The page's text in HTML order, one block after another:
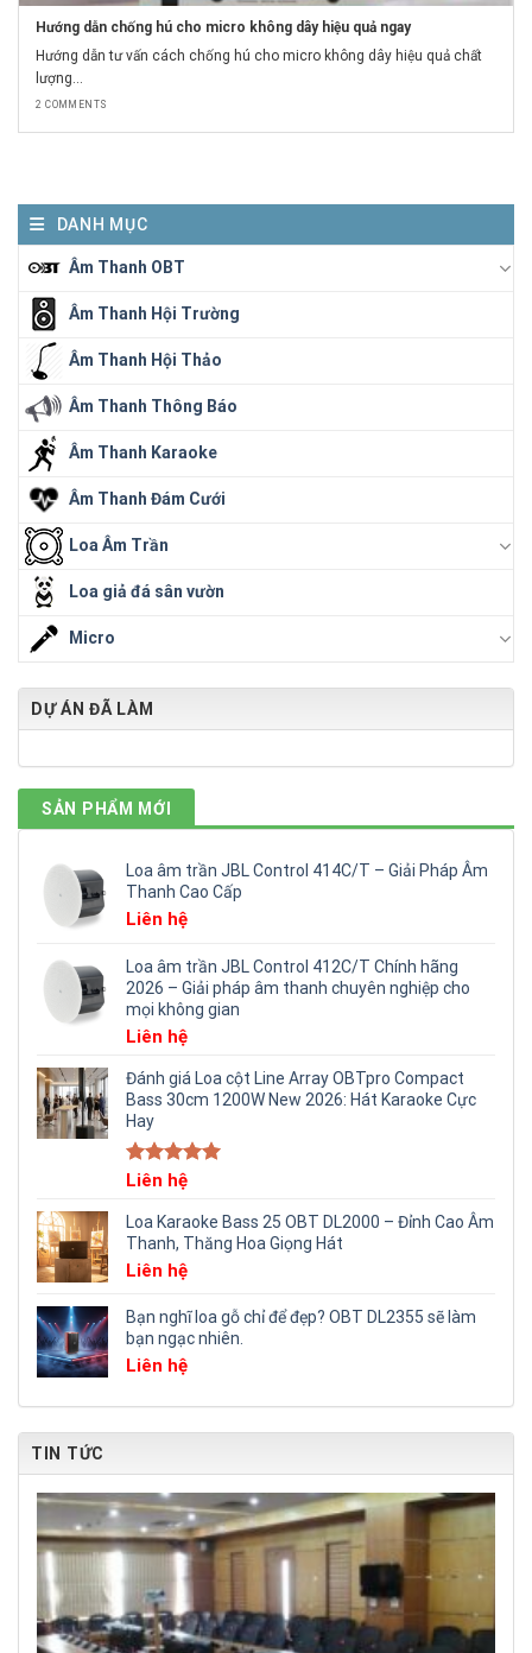
DANH MỤC
Âm Thanh OBT
Âm Thanh Hội Trường
Âm Thanh Hội Thảo
Âm Thanh Thông Báo
Âm Thanh Karaoke
Âm Thanh Đám Cưới
Loa Âm Trần
Loa giả đá sân vườn
Micro
DỰ ÁN ĐÃ LÀM
SẢN PHẨM MỚI
Loa âm trần JBL Control 414C/T – Giải Pháp Âm
Thanh Cao Cấp
Liên hệ
Loa âm trần JBL Control 412C/T Chính hãng
2026 – Giải pháp âm thanh chuyên nghiệp cho
mọi không gian
Liên hệ
Đánh giá Loa cột Line Array OBTpro Compact
Bass 30cm 1200W New 2026: Hát Karaoke Cực
Hay
Rated5.00
Liên hệ
Loa Karaoke Bass 25 OBT DL2000 – Đỉnh Cao Âm
Thanh, Thăng Hoa Giọng Hát
Liên hệ
Bạn nghĩ loa gỗ chỉ để đẹp? OBT DL2355 sẽ làm
bạn ngạc nhiên.
Liên hệ
TIN TỨC
Hướng dẫn chống hú cho micro không dây hiệu quả ngay
Hướng dẫn tư vấn cách chống hú cho micro không dây hiệu quả chất
lượng...
2 COMMENTS